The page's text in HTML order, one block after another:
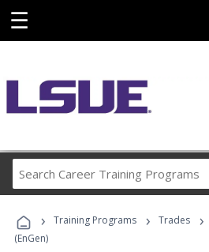
☰
Career
Programs
› Training Programs › Trades ›
(EnGen)